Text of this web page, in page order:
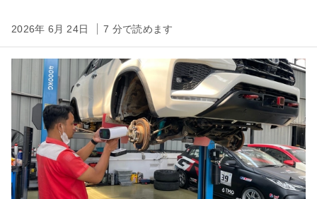
2026年 6月 24日 7 分で読めます